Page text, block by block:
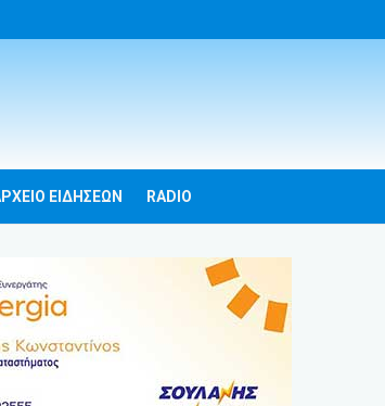
ΕΙΔΗΣΕΩΝ RADIO